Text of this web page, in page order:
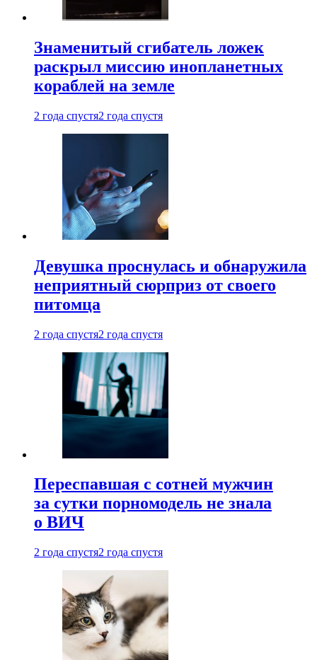
Знаменитый сгибатель ложек
раскрыл миссию инопланетных
кораблей на земле
2 года спустя2 года спустя
Девушка проснулась и обнаружила
неприятный сюрприз от своего
питомца
2 года спустя2 года спустя
Переспавшая с сотней мужчин
за сутки порномодель не знала
о ВИЧ
2 года спустя2 года спустя